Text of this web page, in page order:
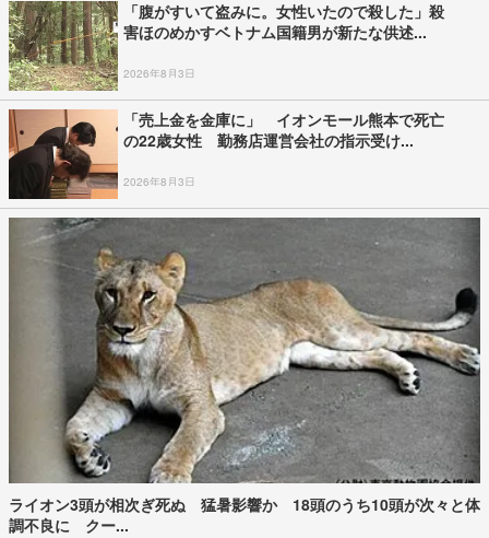
「腹がすいて盗みに。女性いたので殺した」殺
害ほのめかすベトナム国籍男が新たな供述...
2026年8月3日
「売上金を金庫に」 イオンモール熊本で死亡
の22歳女性 勤務店運営会社の指示受け...
2026年8月3日
ライオン3頭が相次ぎ死ぬ 猛暑影響か 18頭のうち10頭が次々と体
調不良に クー...